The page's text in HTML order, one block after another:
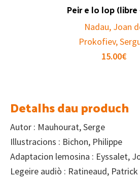
Peir e lo lop (libre
Nadau, Joan
Prokofiev,
15.00€
Detalhs dau produch
Autor : Mauhourat, Serge
Illustracions : Bichon, Philippe
Adaptacion lemosina : Eyssalet,
Legeire audiò : Ratineaud, Patrick